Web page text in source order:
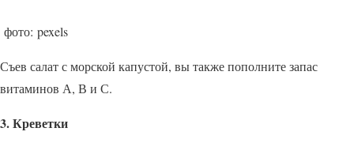
фото: pexels
Съев салат с морской капустой, вы также пополните запас
витаминов А, В и С.
3. Креветки